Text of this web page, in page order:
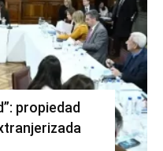
propiedad